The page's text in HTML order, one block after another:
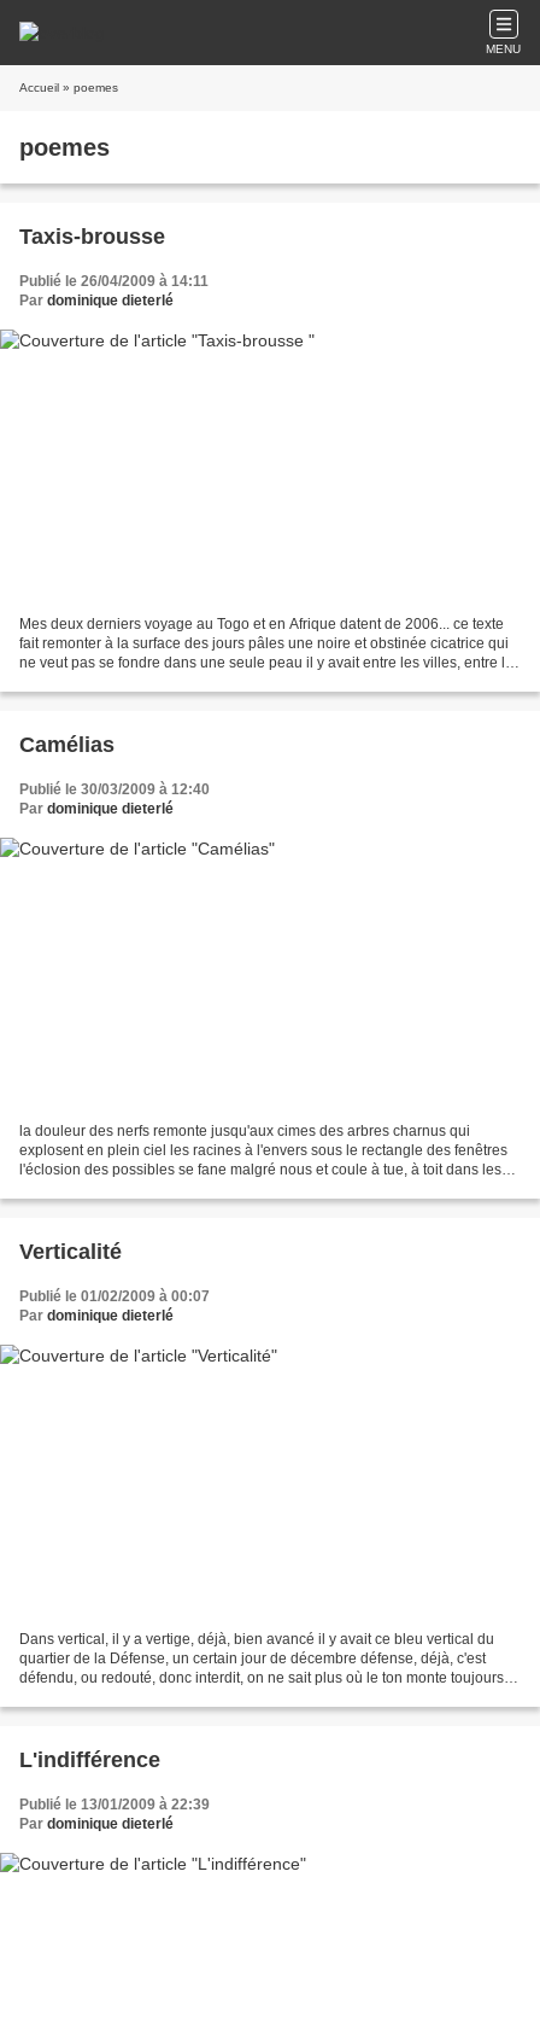
MENU
Accueil » poemes
poemes
Taxis-brousse
Publié le 26/04/2009 à 14:11
Par dominique dieterlé
Mes deux derniers voyage au Togo et en Afrique datent de 2006... ce texte
fait remonter à la surface des jours pâles une noire et obstinée cicatrice qui
ne veut pas se fondre dans une seule peau il y avait entre les villes, entre les
Camélias
Publié le 30/03/2009 à 12:40
Par dominique dieterlé
la douleur des nerfs remonte jusqu'aux cimes des arbres charnus qui
explosent en plein ciel les racines à l'envers sous le rectangle des fenêtres
l'éclosion des possibles se fane malgré nous et coule à tue, à toit dans les
Verticalité
Publié le 01/02/2009 à 00:07
Par dominique dieterlé
Dans vertical, il y a vertige, déjà, bien avancé il y avait ce bleu vertical du
quartier de la Défense, un certain jour de décembre défense, déjà, c'est
défendu, ou redouté, donc interdit, on ne sait plus où le ton monte toujours
L'indifférence
Publié le 13/01/2009 à 22:39
Par dominique dieterlé